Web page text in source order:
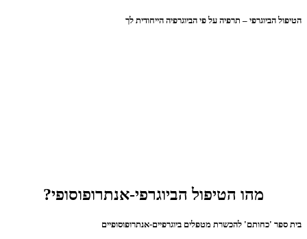
הטיפול הביוגרפי – תרפיה על פי הביוגרפיה הייחודית לך
מהו הטיפול הביוגרפי-אנתרופוסופי?
בית ספר 'כחותם' להכשרת מטפלים ביוגרפיים-אנתרופוסופיים